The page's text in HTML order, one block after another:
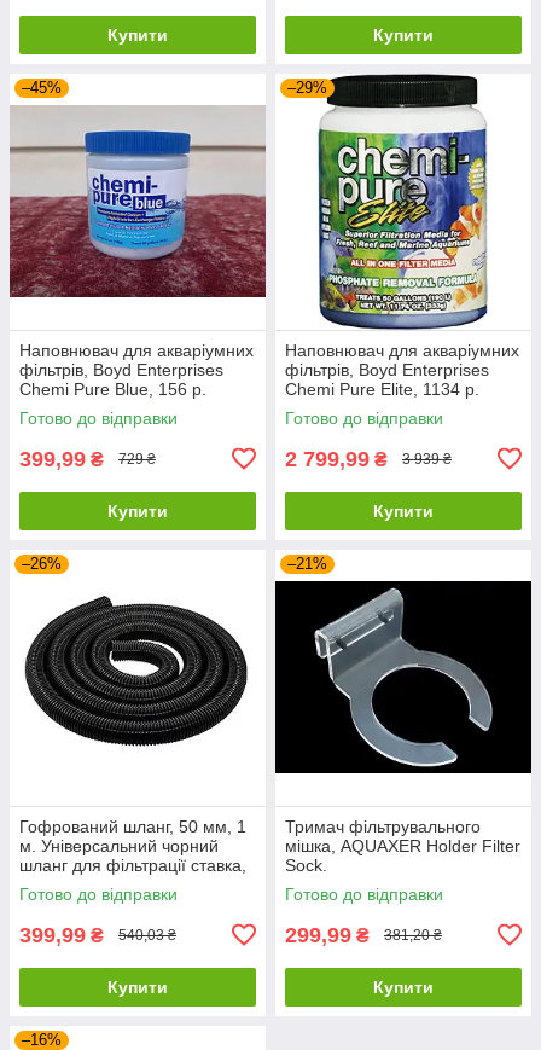
Купити Купити
–45%
Наповнювач для акваріумних
фільтрів, Boyd Enterprises
Chemi Pure Blue, 156 р.
Готово до відправки
399,99 ₴ 729 ₴
Купити
–29%
Наповнювач для акваріумних
фільтрів, Boyd Enterprises
Chemi Pure Elite, 1134 р.
Готово до відправки
2 799,99 ₴ 3 939 ₴
Купити
–26%
Гофрований шланг, 50 мм, 1
м. Універсальний чорний
шланг для фільтрації ставка,
садівництва, систем
переливання
Готово до відправки
399,99 ₴ 540,03 ₴
Купити
–21%
Тримач фільтрувального
мішка, AQUAXER Holder Filter
Sock.
Готово до відправки
299,99 ₴ 381,20 ₴
Купити
–16%